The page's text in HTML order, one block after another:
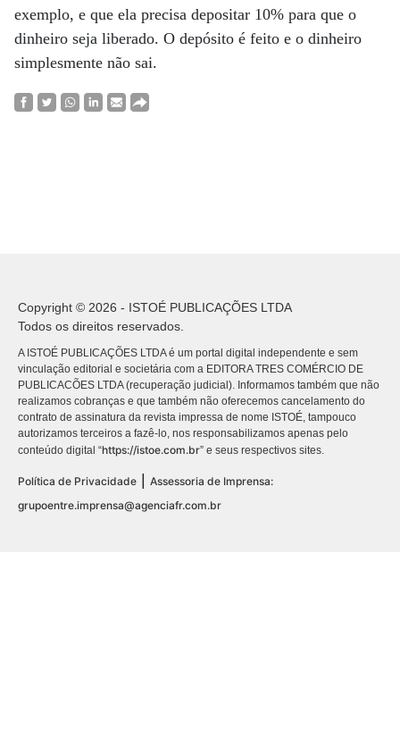
exemplo, e que ela precisa depositar 10% para que o
dinheiro seja liberado. O depósito é feito e o dinheiro
simplesmente não sai.
Copyright © 2026 - ISTOÉ PUBLICAÇÕES LTDA
Todos os direitos reservados.
A ISTOÉ PUBLICAÇÕES LTDA é um portal digital independente e sem
vinculação editorial e societária com a EDITORA TRES COMÉRCIO DE
PUBLICACÕES LTDA (recuperação judicial). Informamos também que não
realizamos cobranças e que também não oferecemos cancelamento do
contrato de assinatura da revista impressa de nome ISTOÉ, tampouco
autorizamos terceiros a fazê-lo, nos responsabilizamos apenas pelo
conteúdo digital “https://istoe.com.br” e seus respectivos sites.
Política de Privacidade
Assessoria de Imprensa:
grupoentre.imprensa@agenciafr.com.br